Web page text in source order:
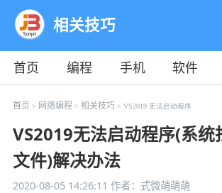
相关技巧
首页 编程 手机 软件
教程
平面 服务器
首页 > 网络编程 > 相关技巧 > VS2019 无法启动程序
VS2019无法启动程序(系统
文件)解决办法
2020-08-05 14:26:11 作者：式微萌萌萌